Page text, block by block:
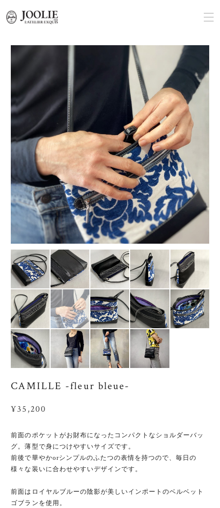
CAMILLE -fleur bleue-
¥35,200
前面のポケットがお財布になったコンパクトなショルダーバッ
グ。薄型で身につけやすいサイズです。
前後で華やかorシンプルのふたつの表情を持つので、毎日の
様々な装いに合わせやすいデザインです。
前面はロイヤルブルーの陰影が美しいインポートのベルベット
ゴブランを使用。